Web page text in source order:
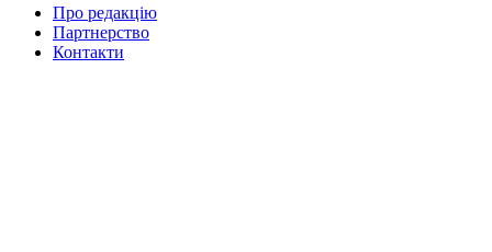
Про редакцію
Партнерство
Контакти